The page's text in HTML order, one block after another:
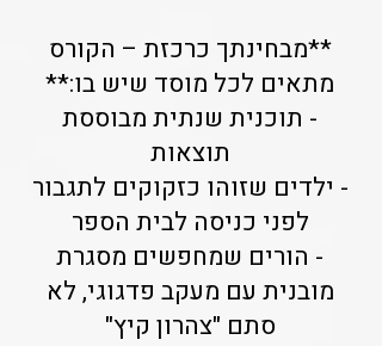
**מבחינתך כרכזת – הקורס
מתאים לכל מוסד שיש בו:**
- תוכנית שנתית מבוססת
תוצאות
- ילדים שזוהו כזקוקים לתגבור
לפני כניסה לבית הספר
- הורים שמחפשים מסגרת
מובנית עם מעקב פדגוגי, לא
סתם "צהרון קיץ"